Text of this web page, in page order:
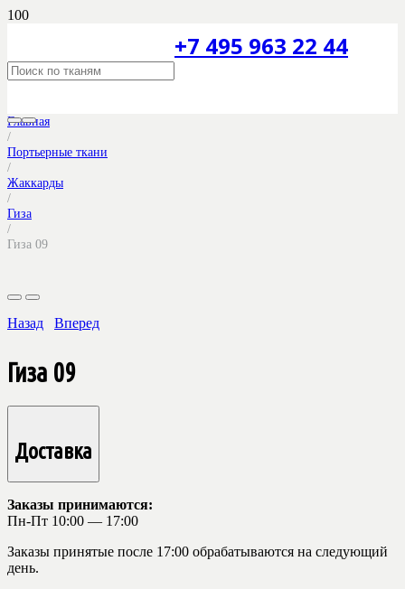
+7 495 963 22 44
Главная
/
Портьерные ткани
/
Жаккарды
/
Гиза
/
Гиза 09
Назад Вперед
Гиза 09
Доставка
Заказы принимаются:
Пн-Пт 10:00 — 17:00
Заказы принятые после 17:00 обрабатываются на следующий
день.